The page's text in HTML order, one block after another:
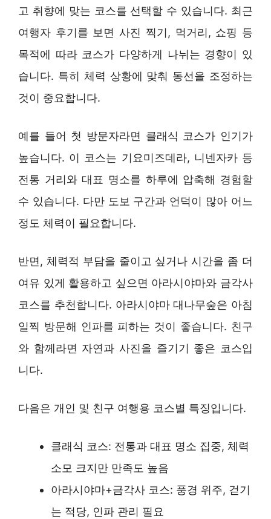
고 취향에 맞는 코스를 선택할 수 있습니다. 최근
여행자 후기를 보면 사진 찍기, 먹거리, 쇼핑 등
목적에 따라 코스가 다양하게 나뉘는 경향이 있
습니다. 특히 체력 상황에 맞춰 동선을 조정하는
것이 중요합니다.
예를 들어 첫 방문자라면 클래식 코스가 인기가
높습니다. 이 코스는 기요미즈데라, 니넨자카 등
전통 거리와 대표 명소를 하루에 압축해 경험할
수 있습니다. 다만 도보 구간과 언덕이 많아 어느
정도 체력이 필요합니다.
반면, 체력적 부담을 줄이고 싶거나 시간을 좀 더
여유 있게 활용하고 싶으면 아라시야마와 금각사
코스를 추천합니다. 아라시야마 대나무숲은 아침
일찍 방문해 인파를 피하는 것이 좋습니다. 친구
와 함께라면 자연과 사진을 즐기기 좋은 코스입
니다.
다음은 개인 및 친구 여행용 코스별 특징입니다.
클래식 코스: 전통과 대표 명소 집중, 체력
소모 크지만 만족도 높음
아라시야마+금각사 코스: 풍경 위주, 걷기
는 적당, 인파 관리 필요